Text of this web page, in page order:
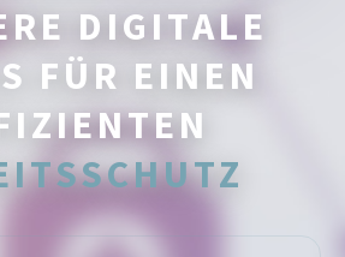
DIGITALE
FÜR EINEN